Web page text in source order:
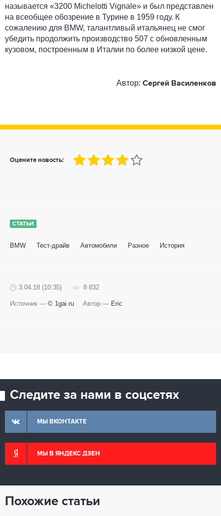
называется «3200 Michelotti Vignale» и был представлен
на всеобщее обозрение в Турине в 1959 году. К
сожалению для BMW, талантливый итальянец не смог
убедить продолжить производство 507 с обновленным
кузовом, построенным в Италии по более низкой цене.
Автор: Сергей Василенков
Оцените новость:
80
1 2 3 4 5
СТАТЬИ
BMW Тест-драйв Автомобили Разное История
3.04.18 (10:35) 8 832
Источник — © 1gai.ru Автор — Eric
Следите за нами в соцсетях
МЫ ВКОНТАКТЕ
МЫ В ЯНДЕКС ДЗЕН
Похожие статьи